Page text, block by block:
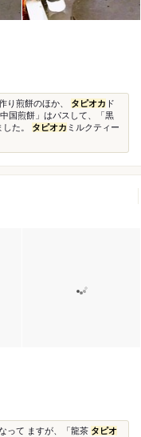
り煎餅のほか、 タピオカ ド
国煎餅」はパスして、「黒
た。 タピオカ ミルクティー
って ますが、「龍茶 タピオ